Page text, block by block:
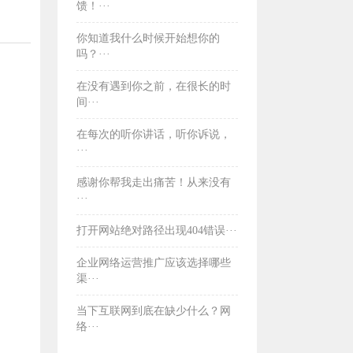
馈！···
你知道我什么时候开始想你的
吗？···
在没有遇到你之前，在很长的时
间···
​在每次的听你讲话，听你诉说，
···
​感谢你帮我走出痛苦！从来没有
···
打开网站绝对路径出现404错误···
企业网络运营推广应该选择哪些
渠···
当下互联网到底在缺少什么？网
络···